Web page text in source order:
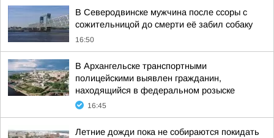
В Северодвинске мужчина после ссоры с
сожительницой до смерти её забил собаку
16:50
В Архангельске транспортными
полицейскими выявлен гражданин,
находящийся в федеральном розыске
16:45
Летние дожди пока не собираются покидать